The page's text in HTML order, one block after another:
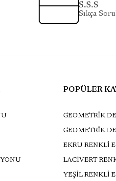
S.S.S
Sıkça
POPÜLER
GEOMETRİK
GEOMETRİK
EKRU RENKLİ
LACİVERT
YEŞİL RENKLİ